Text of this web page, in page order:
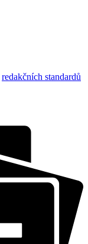
redakčních standardů